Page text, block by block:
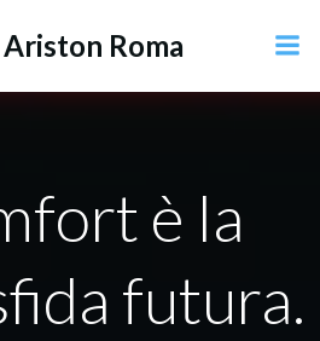
al
Roma
è la
futura.